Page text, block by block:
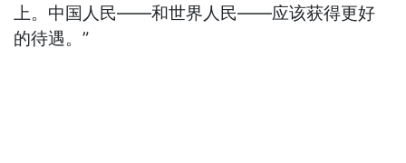
上。中国人民——和世界人民——应该获得更好
的待遇。”